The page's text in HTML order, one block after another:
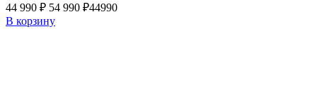
44 990 ₽ 54 990 ₽44990
В корзину